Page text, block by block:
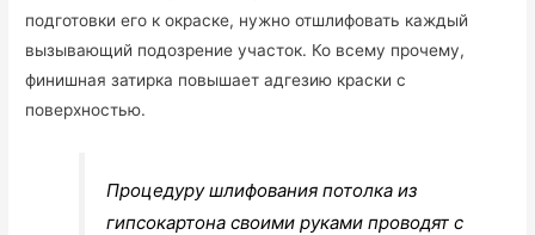
подготовки его к окраске, нужно отшлифовать каждый
вызывающий подозрение участок. Ко всему прочему,
финишная затирка повышает адгезию краски с
поверхностью.
Процедуру шлифования потолка из
гипсокартона своими руками проводят с